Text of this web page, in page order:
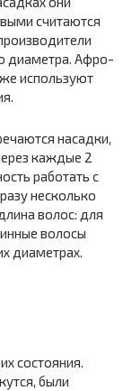
считаются
диаметра. Афро-
используют
насадки,
каждые 2
работать с
несколько
волос: для
волосы
диаметрах.
состояния.
были